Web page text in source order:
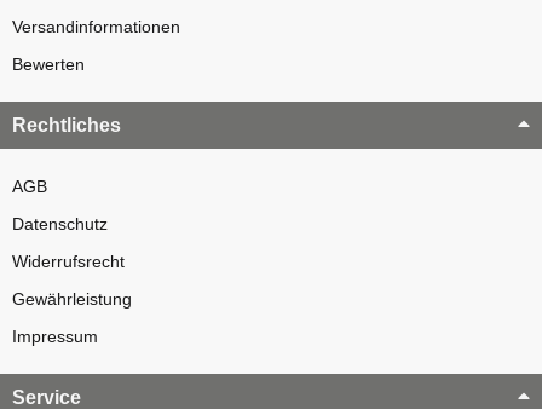
Versandinformationen
Bewerten
Rechtliches
AGB
Datenschutz
Widerrufsrecht
Gewährleistung
Impressum
Service